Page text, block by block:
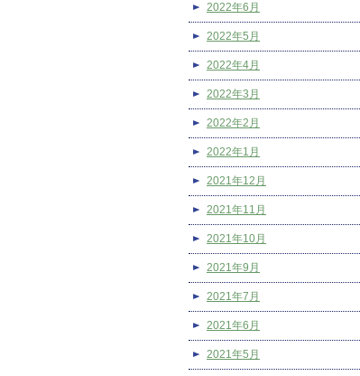
2022年6月
2022年5月
2022年4月
2022年3月
2022年2月
2022年1月
2021年12月
2021年11月
2021年10月
2021年9月
2021年7月
2021年6月
2021年5月